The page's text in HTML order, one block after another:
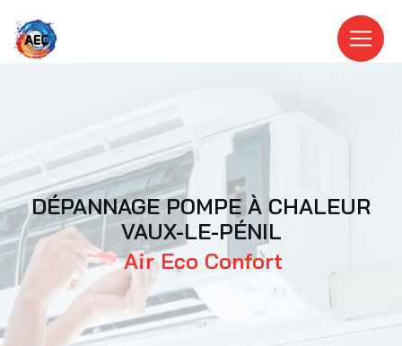
DÉPANNAGE POMPE À CHALEUR
VAUX-LE-PÉNIL
Air Eco Confort